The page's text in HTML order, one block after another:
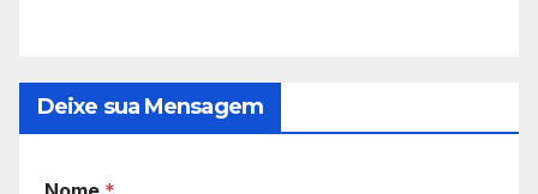
Deixe sua Mensagem